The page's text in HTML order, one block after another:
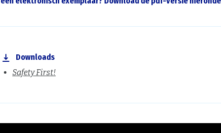
Downloads
Safety First!